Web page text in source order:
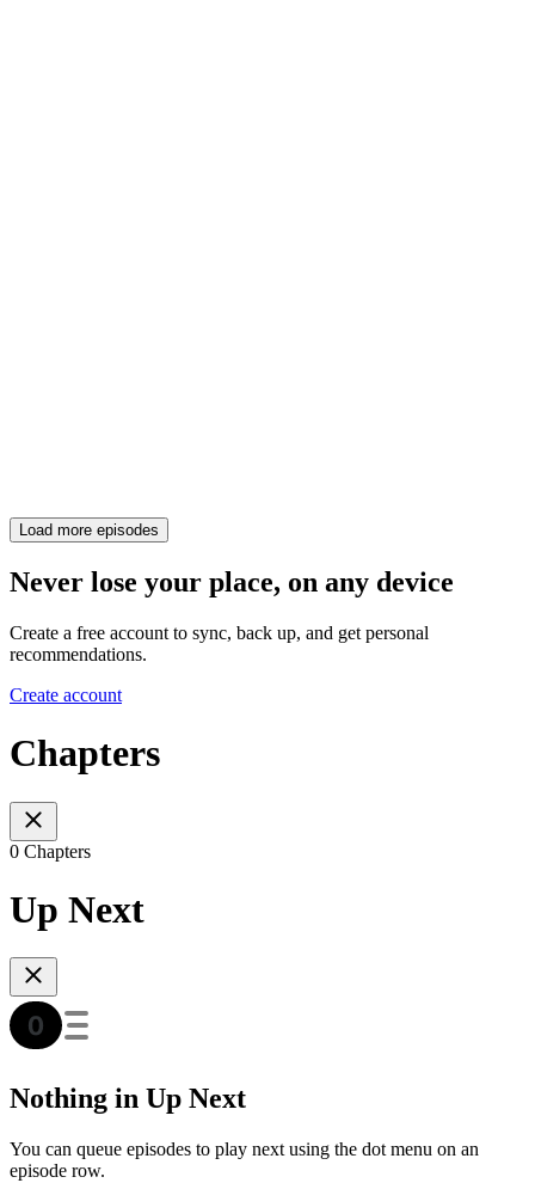
Load more episodes
Never lose your place, on any device
Create a free account to sync, back up, and get personal
recommendations.
Create account
Chapters
0 Chapters
Up Next
Nothing in Up Next
You can queue episodes to play next using the dot menu on an
episode row.